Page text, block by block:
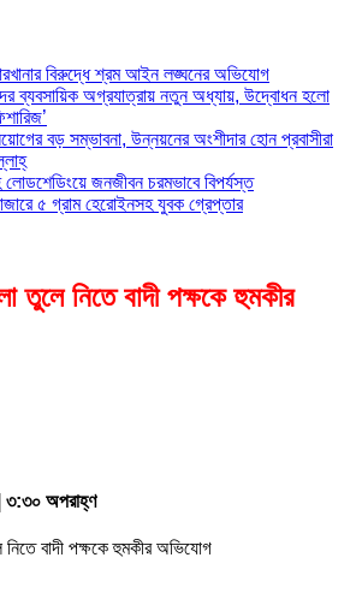
বিরুদ্ধে শ্রম আইন লঙ্ঘনের অভিযোগ
ব্যবসায়িক অগ্রযাত্রায় নতুন অধ্যায়, উদ্বোধন হলো
বড় সম্ভাবনা, উন্নয়নের অংশীদার হোন প্রবাসীরা
লোডশেডিংয়ে জনজীবন চরমভাবে বিপর্যস্ত
৫ গ্রাম হেরোইনসহ যুবক গ্রেপ্তার
তুলে নিতে বাদী পক্ষকে হুমকীর
৩:৩০ অপরাহ্ণ